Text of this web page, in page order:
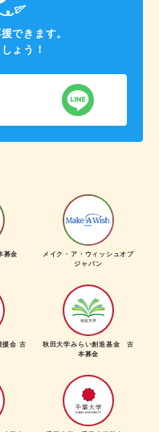
できます。
ょう！
募金
メイク・ア・ウィッシュオブ
ジャパン
援会 古
秋田大学みらい創造基金 古
本募金